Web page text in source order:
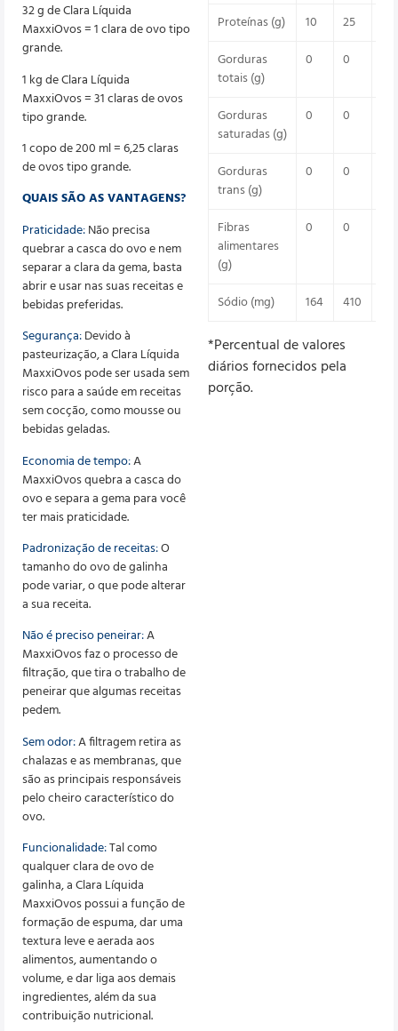
32 g de Clara Líquida
MaxxiOvos = 1 clara de ovo tipo
grande.
1 kg de Clara Líquida
MaxxiOvos = 31 claras de ovos
tipo grande.
1 copo de 200 ml = 6,25 claras
de ovos tipo grande.
QUAIS SÃO AS VANTAGENS?
Praticidade:Não precisa
quebrar a casca do ovo e nem
separar a clara da gema, basta
abrir e usar nas suas receitas e
bebidas preferidas.
Segurança:Devido à
pasteurização, a Clara Líquida
MaxxiOvos pode ser usada sem
risco para a saúde em receitas
sem cocção, como mousse ou
bebidas geladas.
Economia de tempo:A
MaxxiOvos quebra a casca do
ovo e separa a gema para você
ter mais praticidade.
Padronização de receitas:O
tamanho do ovo de galinha
pode variar, o que pode alterar
a sua receita.
Não é preciso peneirar:A
MaxxiOvos faz o processo de
filtração, que tira o trabalho de
peneirar que algumas receitas
pedem.
Sem odor:A filtragem retira as
chalazas e as membranas, que
são as principais responsáveis
pelo cheiro característico do
ovo.
Funcionalidade:Tal como
qualquer clara de ovo de
galinha, a Clara Líquida
MaxxiOvos possui a função de
formação de espuma, dar uma
textura leve e aerada aos
alimentos, aumentando o
volume, e dar liga aos demais
ingredientes, além da sua
contribuição nutricional.
Proteínas (g) 10 25
Gorduras
totais (g)
0 0
Gorduras
saturadas (g)
0 0
Gorduras
trans (g)
0 0
Fibras
alimentares
(g)
0 0
Sódio (mg) 164 410
*Percentual de valores
diários fornecidos pela
porção.